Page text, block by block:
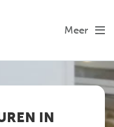
Meer
IN